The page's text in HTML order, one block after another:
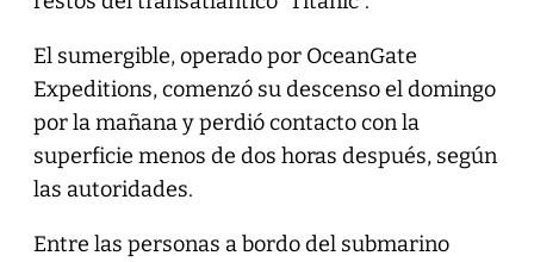
El sumergible, operado por OceanGate
Expeditions, comenzó su descenso el domingo
por la mañana y perdió contacto con la
superficie menos de dos horas después, según
las autoridades.
Entre las personas a bordo del submarino